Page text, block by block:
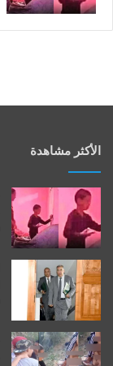
الأكثر مشاهدة